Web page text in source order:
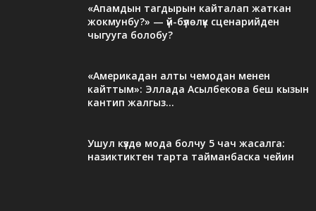
«Апамдын тагдырын кайталап жаткан
жокмунбу?» — үй-бүлөлүк сценарийден
чыгууга болобу?
«Америкадан алты чемодан менен
кайттым»: Эллада Асылбекова беш кызын
кантип жалгыз...
Ушул күздө мода болчу 5 чач жасалга:
назиктиктен тарта тайманбаска чейин